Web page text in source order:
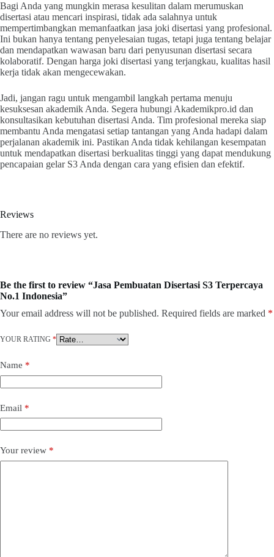
Bagi Anda yang mungkin merasa kesulitan dalam merumuskan
disertasi atau mencari inspirasi, tidak ada salahnya untuk
mempertimbangkan memanfaatkan jasa joki disertasi yang profesional.
Ini bukan hanya tentang penyelesaian tugas, tetapi juga tentang belajar
dan mendapatkan wawasan baru dari penyusunan disertasi secara
kolaboratif. Dengan harga joki disertasi yang terjangkau, kualitas hasil
kerja tidak akan mengecewakan.
Jadi, jangan ragu untuk mengambil langkah pertama menuju
kesuksesan akademik Anda. Segera hubungi Akademikpro.id dan
konsultasikan kebutuhan disertasi Anda. Tim profesional mereka siap
membantu Anda mengatasi setiap tantangan yang Anda hadapi dalam
perjalanan akademik ini. Pastikan Anda tidak kehilangan kesempatan
untuk mendapatkan disertasi berkualitas tinggi yang dapat mendukung
pencapaian gelar S3 Anda dengan cara yang efisien dan efektif.
Reviews
There are no reviews yet.
Be the first to review “Jasa Pembuatan Disertasi S3 Terpercaya
No.1 Indonesia”
Your email address will not be published. Required fields are marked *
YOUR RATING *
Name *
Email *
Your review *